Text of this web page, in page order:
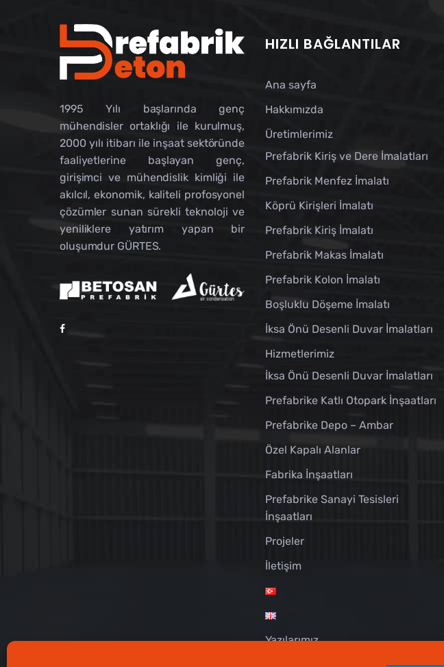
1995 Yılı başlarında genç
mühendisler ortaklığı ile kurulmuş,
2000 yılı itibarı ile inşaat sektöründe
faaliyetlerine başlayan genç,
girişimci ve mühendislik kimliği ile
akılcıl, ekonomik, kaliteli profosyonel
çözümler sunan sürekli teknoloji ve
yeniliklere yatırım yapan bir
oluşumdur GÜRTES.
HIZLI BAĞLANTILAR
Ana sayfa
Hakkımızda
Üretimlerimiz
Prefabrik Kiriş ve Dere İmalatları
Prefabrik Menfez İmalatı
Köprü Kirişleri İmalatı
Prefabrik Kiriş İmalatı
Prefabrik Makas İmalatı
Prefabrik Kolon İmalatı
Boşluklu Döşeme İmalatı
İksa Önü Desenli Duvar İmalatları
Hizmetlerimiz
İksa Önü Desenli Duvar İmalatları
Prefabrike Katlı Otopark İnşaatları
Prefabrike Depo – Ambar
Özel Kapalı Alanlar
Fabrika İnşaatları
Prefabrike Sanayi Tesisleri
İnşaatları
Projeler
İletişim
Yazılarımız